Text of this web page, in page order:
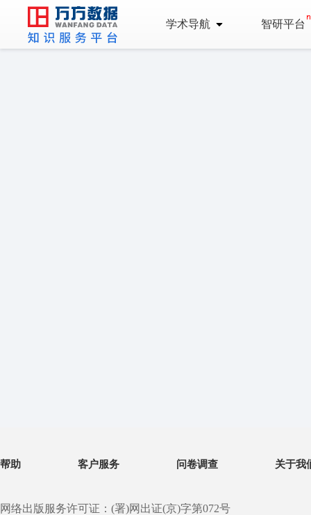
学术导航 智研平台
帮助 客户服务 问卷调查 关于我
网络出版服务许可证：(署)网出证(京)字第072号